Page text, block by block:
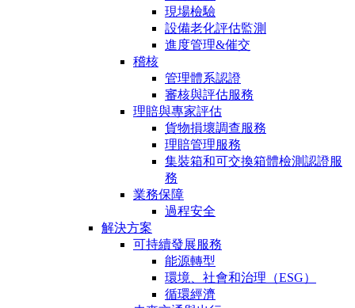
現場檢驗
設備老化評估監測
進度管理&催交
稽核
管理體系認證
審核與評估服務
理賠與專家評估
貨物損壞調查服務
理賠管理服務
集裝箱和可交換箱體檢測認證服
務
業務保障
過程安全
解決方案
可持續發展服務
能源轉型
環境、社會和治理（ESG）
循環經濟